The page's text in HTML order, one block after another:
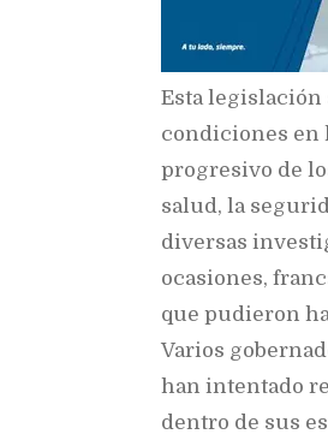
Esta legislación
condiciones en
progresivo de
salud, la
diversas
ocasiones,
que pudieron
Varios
han intentado
dentro de sus